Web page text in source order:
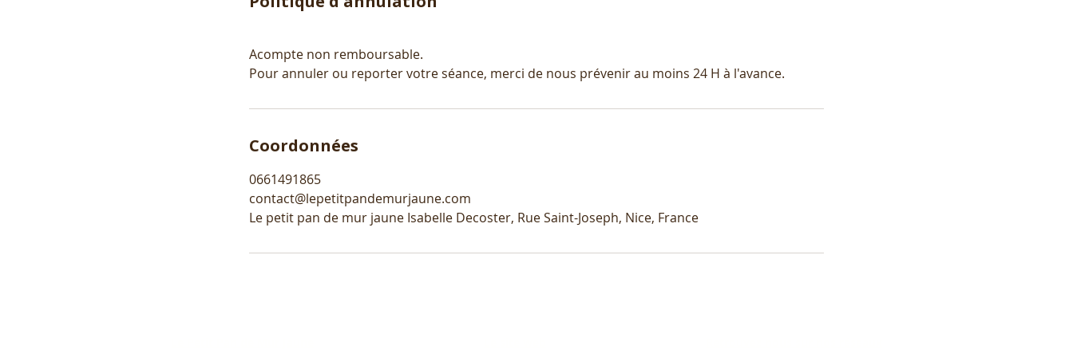
Acompte non remboursable.
Pour annuler ou reporter votre séance, merci de nous prévenir au moins 24 H à l'avance.
Coordonnées
0661491865
contact@lepetitpandemurjaune.com
Le petit pan de mur jaune Isabelle Decoster, Rue Saint-Joseph, Nice, France